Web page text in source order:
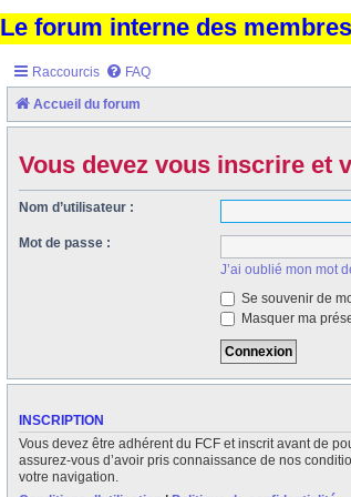
Le forum interne des
Raccourcis FAQ
Accueil du forum
Vous devez vous inscrire et
Nom d’utilisateur :
Mot de passe :
J’ai oublié mon mot
Se souvenir de
Masquer ma
INSCRIPTION
Vous devez être adhérent du FCF et inscrit avant de
assurez-vous d’avoir pris connaissance de nos
votre navigation.